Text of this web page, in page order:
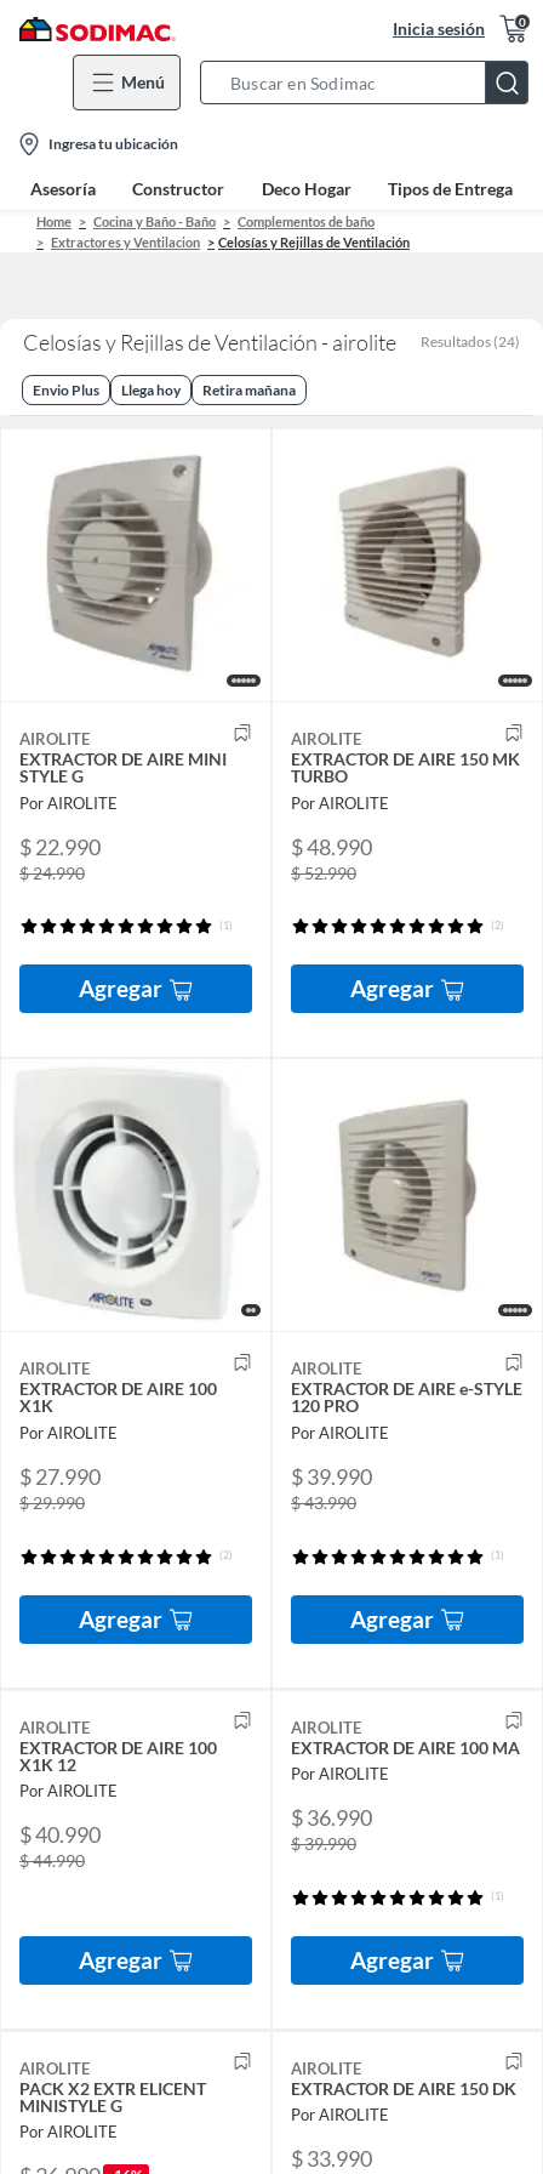
Inicia sesión 0
Menú
Bar
location-
icon
Ingresa tu ubicación
Asesoría Constructor Deco Hogar Tipos de Entrega
Home Cocina y Baño - Baño
Complementos de baño
Extractores y Ventilacion
Celosías y Rejillas de Ventilación
Celosías y Rejillas de Ventilación - airolite Resultados (24)
Envio Plus Llega hoy Retira mañana
AIROLITE
EXTRACTOR DE AIRE MINI
STYLE G
Por AIROLITE
$ 22.990
$ 24.990
(1)
Agregar
AIROLITE
EXTRACTOR DE AIRE 150 MK
TURBO
Por AIROLITE
$ 48.990
$ 52.990
(2)
Agregar
AIROLITE
EXTRACTOR DE AIRE 100
X1K
Por AIROLITE
$ 27.990
$ 29.990
(2)
Agregar
AIROLITE
EXTRACTOR DE AIRE e-STYLE
120 PRO
Por AIROLITE
$ 39.990
$ 43.990
(1)
Agregar
AIROLITE
EXTRACTOR DE AIRE 100
X1K 12
Por AIROLITE
$ 40.990
$ 44.990
Agregar
AIROLITE
EXTRACTOR DE AIRE 100 MA
Por AIROLITE
$ 36.990
$ 39.990
(1)
Agregar
AIROLITE
PACK X2 EXTR ELICENT
MINISTYLE G
Por AIROLITE
AIROLITE
EXTRACTOR DE AIRE 150 DK
Por AIROLITE
$ 33.990